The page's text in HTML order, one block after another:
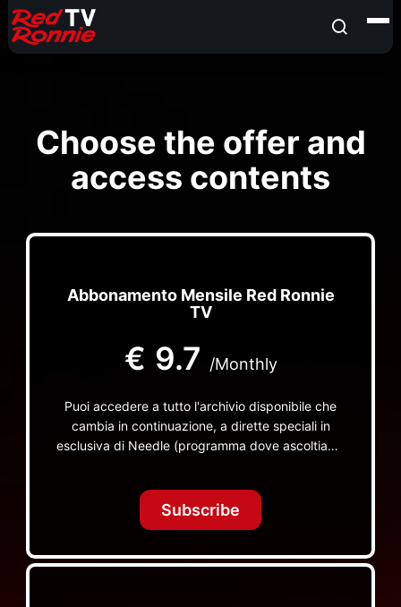
Choose the offer and
access contents
Abbonamento Mensile Red Ronnie
TV
€ 9.7 /Monthly
Puoi accedere a tutto l'archivio disponibile che
cambia in continuazione, a dirette speciali in
esclusiva di Needle (programma dove ascoltiamo
TV non visibili da nessuna altra parte
Subscribe